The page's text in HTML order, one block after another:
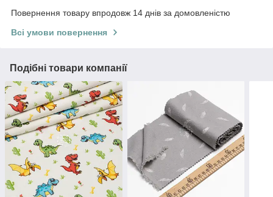
Повернення товару впродовж 14 днів за домовленістю
Всі умови повернення
Подібні товари компанії